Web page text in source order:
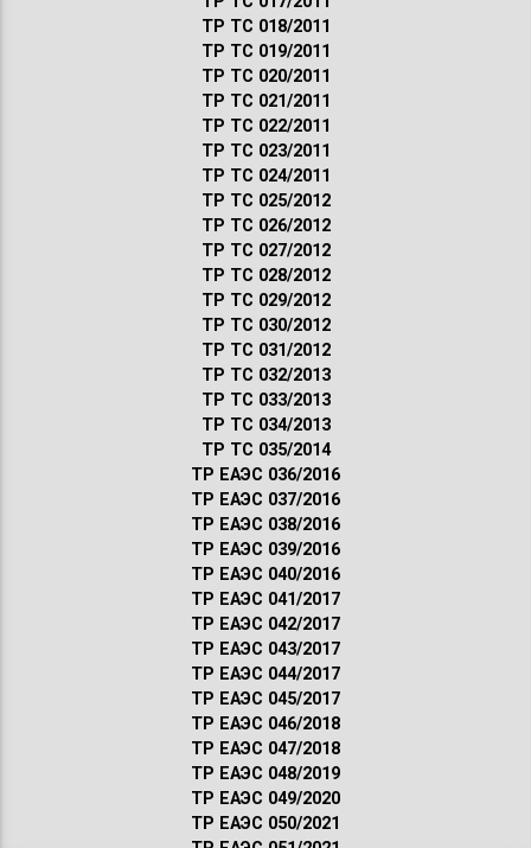
ТР ТС 018/2011
ТР ТС 019/2011
ТР ТС 020/2011
ТР ТС 021/2011
ТР ТС 022/2011
ТР ТС 023/2011
ТР ТС 024/2011
ТР ТС 025/2012
ТР ТС 026/2012
ТР ТС 027/2012
ТР ТС 028/2012
ТР ТС 029/2012
ТР ТС 030/2012
ТР ТС 031/2012
ТР ТС 032/2013
ТР ТС 033/2013
ТР ТС 034/2013
ТР ТС 035/2014
ТР ЕАЭС 036/2016
ТР ЕАЭС 037/2016
ТР ЕАЭС 038/2016
ТР ЕАЭС 039/2016
ТР ЕАЭС 040/2016
ТР ЕАЭС 041/2017
ТР ЕАЭС 042/2017
ТР ЕАЭС 043/2017
ТР ЕАЭС 044/2017
ТР ЕАЭС 045/2017
ТР ЕАЭС 046/2018
ТР ЕАЭС 047/2018
ТР ЕАЭС 048/2019
ТР ЕАЭС 049/2020
ТР ЕАЭС 050/2021